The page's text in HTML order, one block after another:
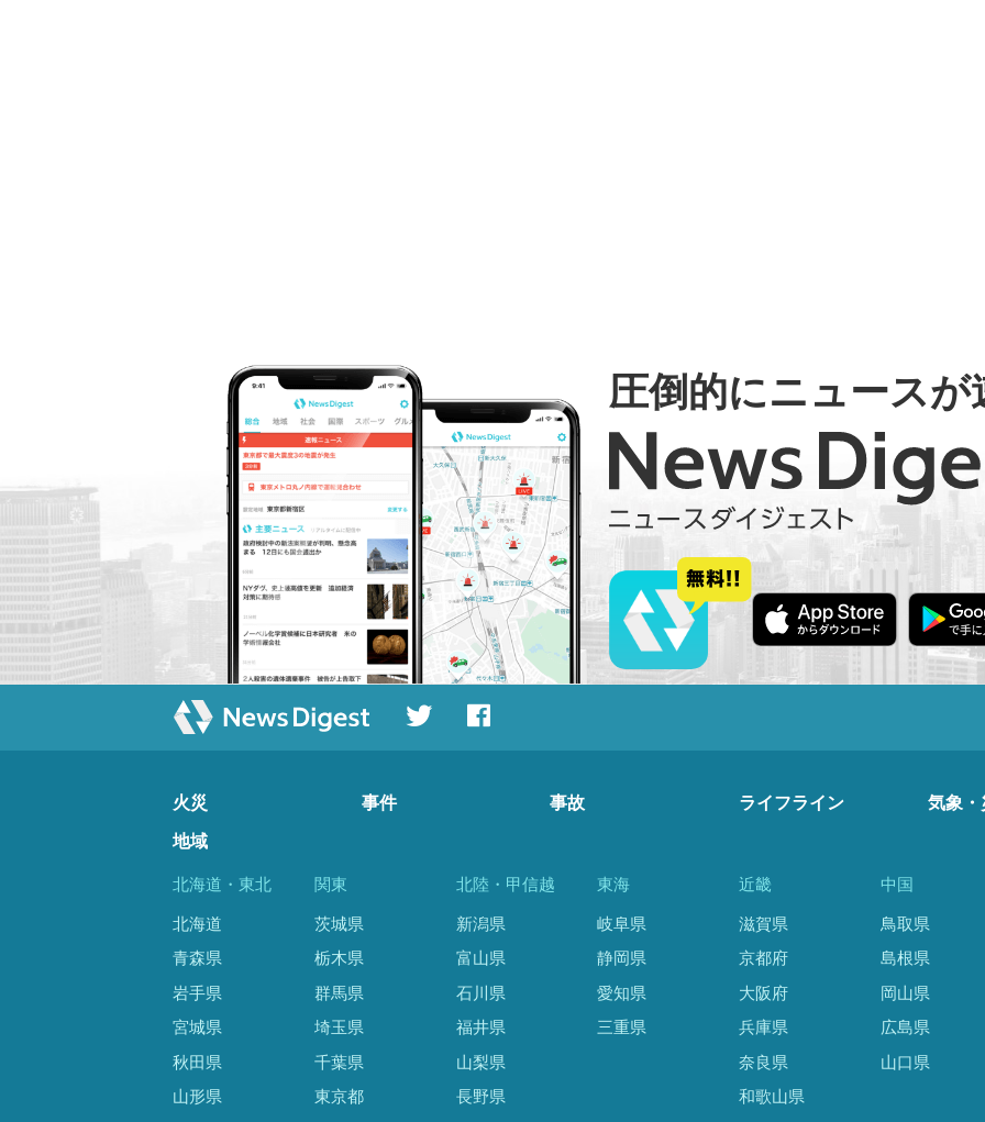
圧倒的にニュースが
火災 事件 事故 ライフライン 気象・
地域
北海道・東北
北海道
青森県
岩手県
宮城県
秋田県
山形県
関東
茨城県
栃木県
群馬県
埼玉県
千葉県
東京都
北陸・甲信越
新潟県
富山県
石川県
福井県
山梨県
長野県
東海
岐阜県
静岡県
愛知県
三重県
近畿
滋賀県
京都府
大阪府
兵庫県
奈良県
和歌山県
中国
鳥取県
島根県
岡山県
広島県
山口県